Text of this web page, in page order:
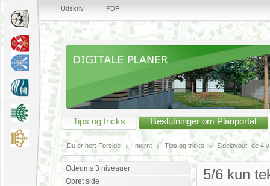
Udskriv PDF
Tips og tricks Beslutninger om Planportal
Du er her: Forside Internt Tips og tricks Sidelayout -de 4
Odeums 3 niveauer
Opret side
5/6 kun